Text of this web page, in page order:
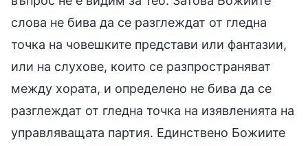
слова не бива да се разглеждат от гледна
точка на човешките представи или фантазии,
или на слухове, които се разпространяват
между хората, и определено не бива да се
разглеждат от гледна точка на изявленията на
управляващата партия. Единствено Божиите